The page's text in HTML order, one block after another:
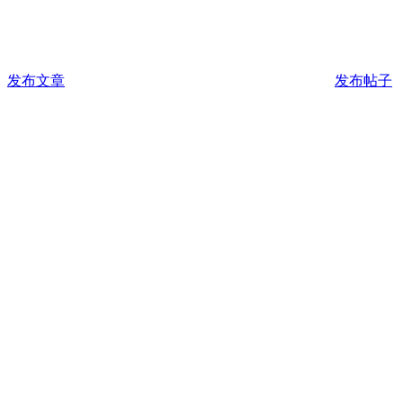
发布文章 发布帖子